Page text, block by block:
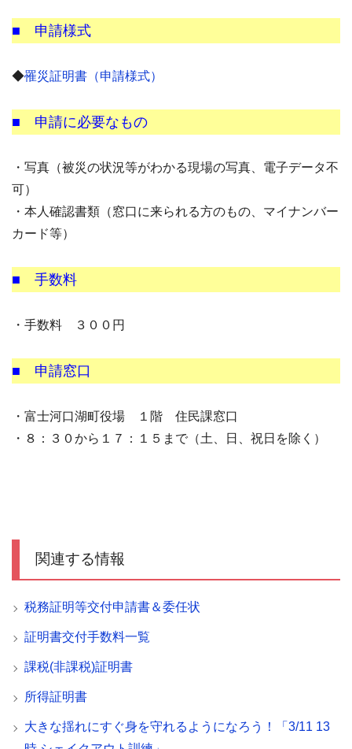
■ 申請様式
◆罹災証明書（申請様式）
■ 申請に必要なもの
・写真（被災の状況等がわかる現場の写真、電子データ不
可）
・本人確認書類（窓口に来られる方のもの、マイナンバー
カード等）
■ 手数料
・手数料 ３００円
■ 申請窓口
・富士河口湖町役場 １階 住民課窓口
・８：３０から１７：１５まで（土、日、祝日を除く）
関連する情報
税務証明等交付申請書＆委任状
証明書交付手数料一覧
課税(非課税)証明書
所得証明書
大きな揺れにすぐ身を守れるようになろう！「3/11 13